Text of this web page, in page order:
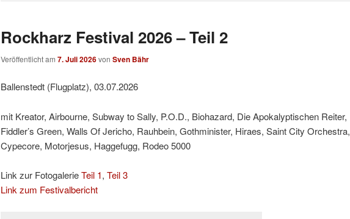
Rockharz Festival 2026 – Teil 2
Veröffentlicht am 7. Juli 2026von Sven Bähr
Ballenstedt (Flugplatz), 03.07.2026
mit Kreator, Airbourne, Subway to Sally, P.O.D., Biohazard, Die Apokalyptischen Reiter,
Fiddler’s Green, Walls Of Jericho, Rauhbein, Gothminister, Hiraes, Saint City Orchestra,
Cypecore, Motorjesus, Haggefugg, Rodeo 5000
Link zur FotogalerieTeil 1, Teil 3
Link zum Festivalbericht